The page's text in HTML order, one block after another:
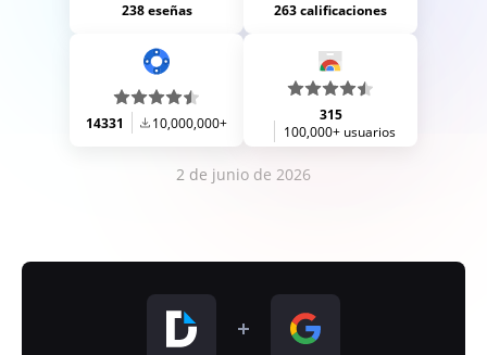
238 eseñas 263 calificaciones
14331 10,000,000+
315
100,000+ usuarios
2 de junio de 2026